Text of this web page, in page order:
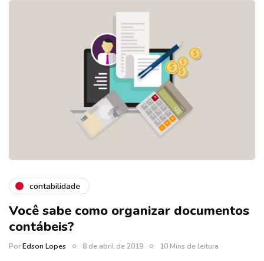
contabilidade
Você sabe como organizar documentos
contábeis?
PorEdson Lopes 8 de abril de 2019 10 Mins de leitura